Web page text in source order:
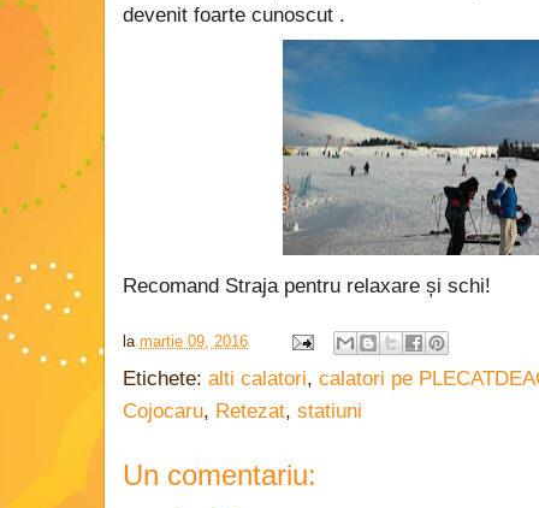
devenit foarte cunoscut .
Recomand Straja pentru relaxare și schi!
la martie 09, 2016
Etichete: alti calatori, calatori pe
Cojocaru, Retezat, statiuni
Un comentariu: